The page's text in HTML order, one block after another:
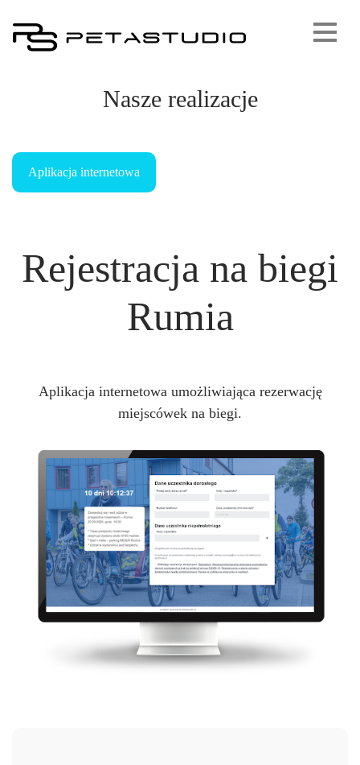
Nasze realizacje
Aplikacja internetowa
Rejestracja na biegi
Rumia
Aplikacja internetowa umożliwiająca rezerwację
miejscówek na biegi.